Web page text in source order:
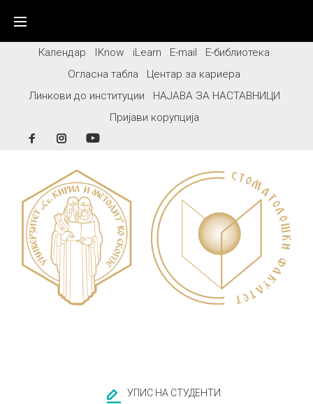
contentКалендар IKnow iLearn E-mail
Е-библиотека
Огласна табла
Центар за кариера
Линкови до институции
НАЈАВА ЗА НАСТАВНИЦИ
Пријави корупција
FacebookInstagram
УПИС НА СТУДЕНТИ